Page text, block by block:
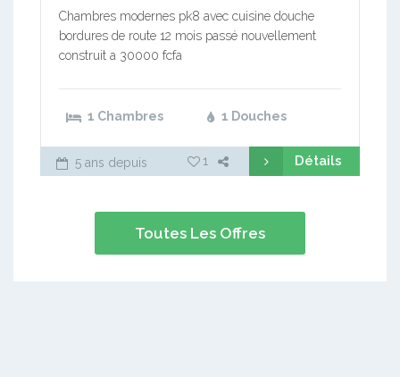
Chambres modernes pk8 avec cuisine douche
bordures de route 12 mois passé nouvellement
construit a 30000 fcfa
1 Chambres 1 Douches
5 ans depuis 1 Détails
Toutes Les Offres